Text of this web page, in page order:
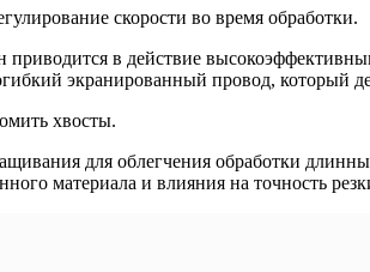
скорости во время обработки.
в действие
экранированный провод, который
хвосты.
для облегчения обработки
материала и влияния на точность